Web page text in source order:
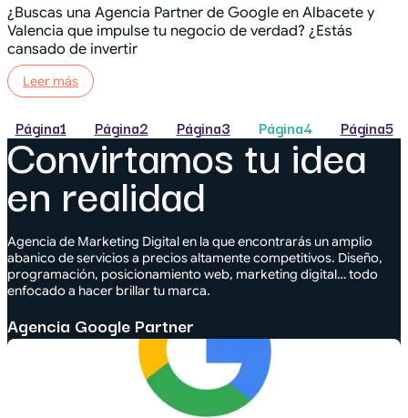
¿Buscas una Agencia Partner de Google en Albacete y
Valencia que impulse tu negocio de verdad? ¿Estás
cansado de invertir
Leer más
Página1 Página2 Página3 Página4 Página5
Convirtamos tu idea
en realidad
Agencia de Marketing Digital en la que encontrarás un amplio
abanico de servicios a precios altamente competitivos. Diseño,
programación, posicionamiento web, marketing digital… todo
enfocado a hacer brillar tu marca.
Agencia Google Partner